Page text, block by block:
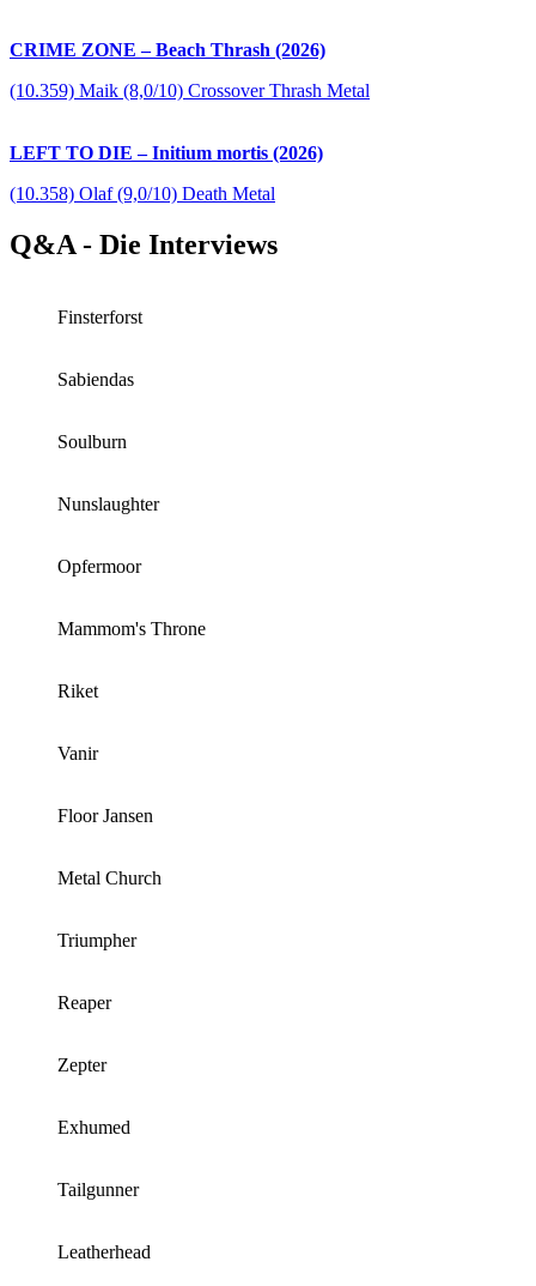
CRIME ZONE – Beach Thrash (2026)
(10.359) Maik (8,0/10) Crossover Thrash Metal
LEFT TO DIE – Initium mortis (2026)
(10.358) Olaf (9,0/10) Death Metal
Q&A - Die Interviews
Finsterforst
Sabiendas
Soulburn
Nunslaughter
Opfermoor
Mammom's Throne
Riket
Vanir
Floor Jansen
Metal Church
Triumpher
Reaper
Zepter
Exhumed
Tailgunner
Leatherhead